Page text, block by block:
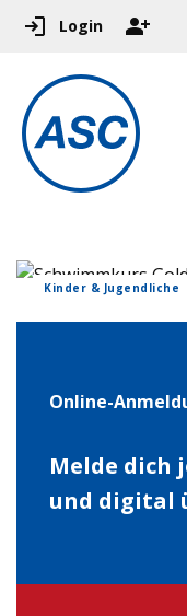
Login
Kinder & Jugendliche
Online-
Melde dich
und digital